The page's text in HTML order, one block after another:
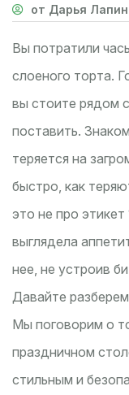
от Дарья
Вы потратили
слоеного торта.
вы стоите рядом
поставить.
теряется на
быстро, как
это не про
выглядела
нее, не устроив
Давайте
Мы поговорим о
праздничном
стильным и